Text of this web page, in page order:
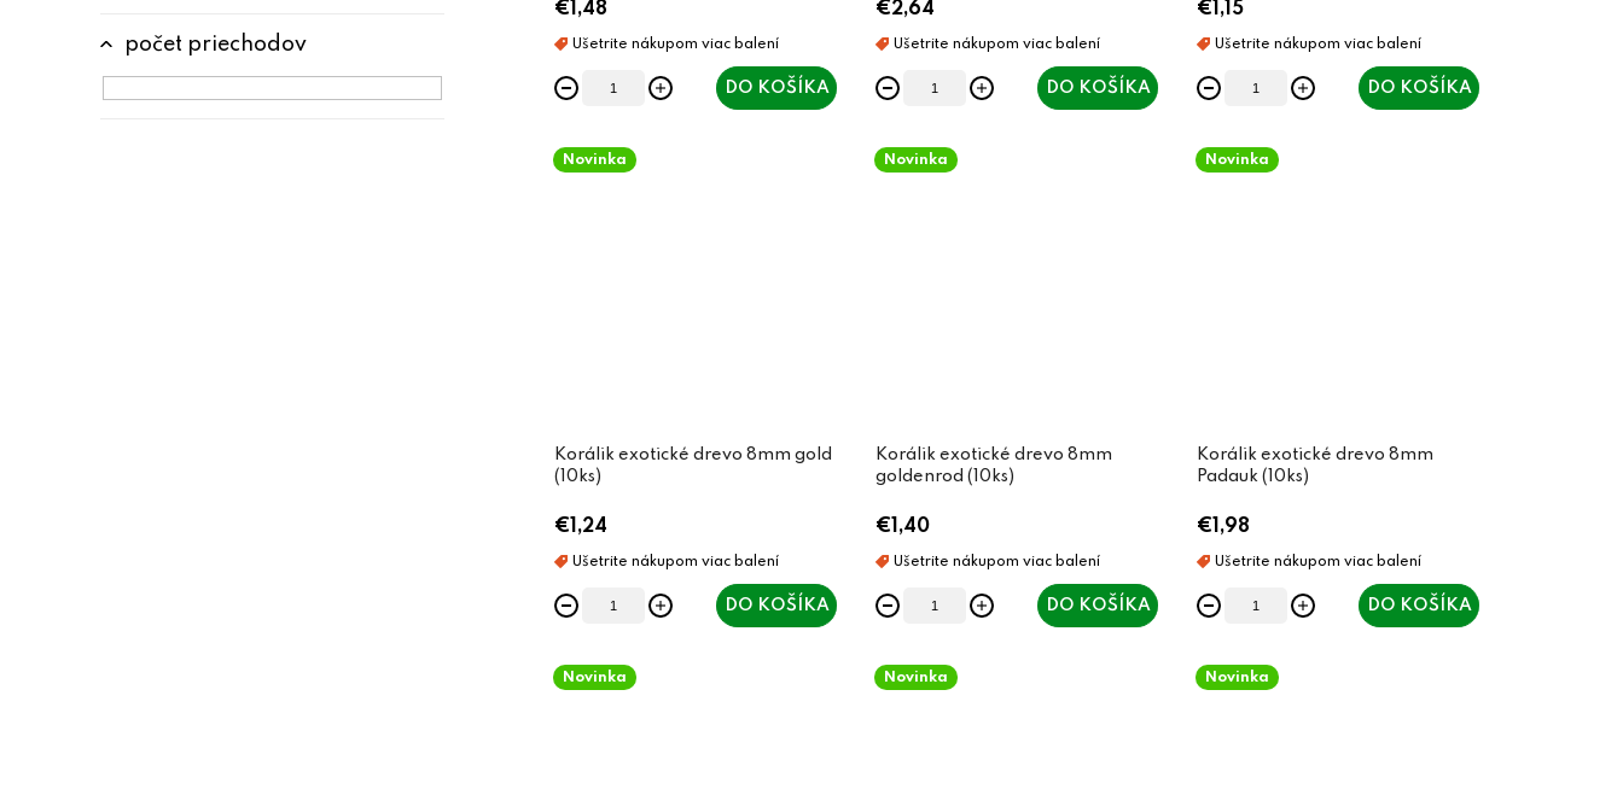
počet priechodov
€1,48
DO KOŠÍKA
€2,64
DO KOŠÍKA
€1,15
DO KOŠÍKA
Novinka
Korálik exotické drevo 8mm gold
(10ks)
€1,24
DO KOŠÍKA
Novinka
Korálik exotické drevo 8mm
goldenrod (10ks)
€1,40
DO KOŠÍKA
Novinka
Korálik exotické drevo 8mm
Padauk (10ks)
€1,98
DO KOŠÍKA
Novinka Novinka Novinka